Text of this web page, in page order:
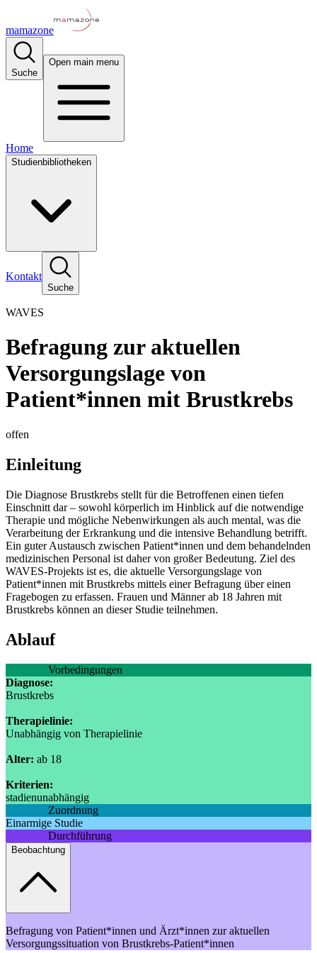
mamazone
Suche
Open main menu
Home
Studienbibliotheken
Kontakt
Suche
WAVES
Befragung zur aktuellen
Versorgungslage von
Patient*innen mit Brustkrebs
offen
Einleitung
Die Diagnose Brustkrebs stellt für die Betroffenen einen tiefen
Einschnitt dar – sowohl körperlich im Hinblick auf die notwendige
Therapie und mögliche Nebenwirkungen als auch mental, was die
Verarbeitung der Erkrankung und die intensive Behandlung betrifft.
Ein guter Austausch zwischen Patient*innen und dem behandelnden
medizinischen Personal ist daher von großer Bedeutung. Ziel des
WAVES-Projekts ist es, die aktuelle Versorgungslage von
Patient*innen mit Brustkrebs mittels einer Befragung über einen
Fragebogen zu erfassen. Frauen und Männer ab 18 Jahren mit
Brustkrebs können an dieser Studie teilnehmen.
Ablauf
Vorbedingungen
Diagnose:
Brustkrebs
Therapielinie:
Unabhängig von Therapielinie
Alter: ab 18
Kriterien:
stadienunabhängig
Zuordnung
Einarmige Studie
Durchführung
Beobachtung
Befragung von Patient*innen und Ärzt*innen zur aktuellen
Versorgungssituation von Brustkrebs-Patient*innen